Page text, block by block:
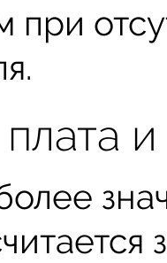
при